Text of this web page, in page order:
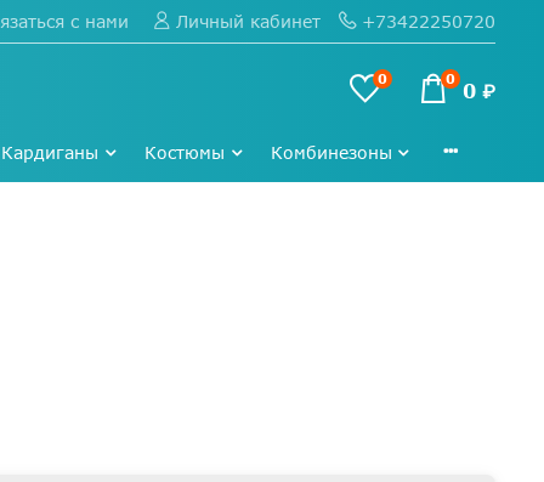
с нами Личный кабинет +73422250720
0 0 0 ₽
Кардиганы Костюмы Комбинезоны